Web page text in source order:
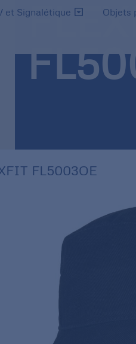
et Signalétique Objets
FL5003OE